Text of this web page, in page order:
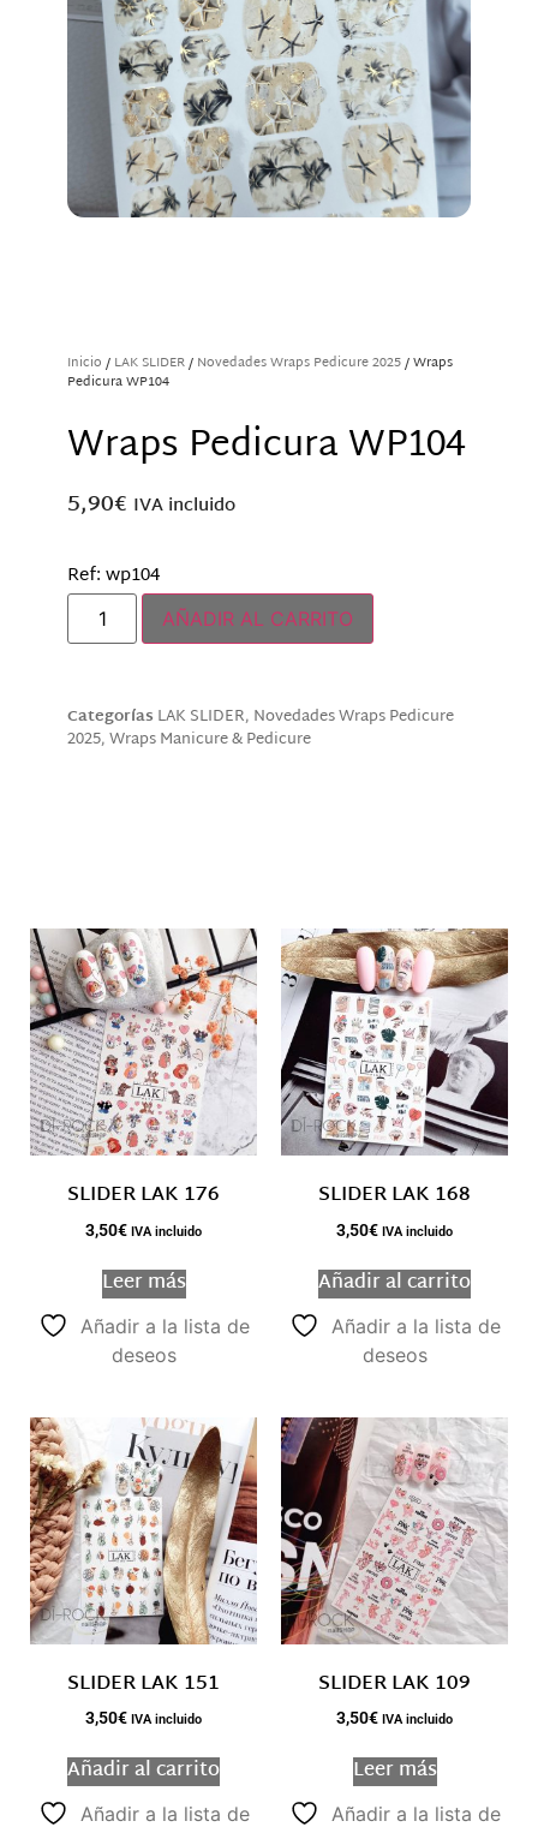
Inicio / LAK SLIDER/ Novedades Wraps Pedicure 2025/ Wraps
Pedicura WP104
Wraps Pedicura WP104
5,90€ IVA incluido
Ref: wp104
AÑADIR AL CARRITO
Categorías LAK SLIDER, Novedades Wraps Pedicure
2025,Wraps Manicure & Pedicure
SLIDER LAK 176
3,50€ IVA incluido
Leer más
Añadir a la lista de
deseos
SLIDER LAK 168
3,50€ IVA incluido
Añadir al carrito
Añadir a la lista de
deseos
SLIDER LAK 151
3,50€ IVA incluido
Añadir al carrito
Añadir a la lista de
SLIDER LAK 109
3,50€ IVA incluido
Leer más
Añadir a la lista de